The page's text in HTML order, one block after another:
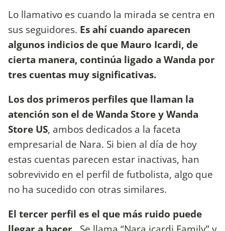
Lo llamativo es cuando la mirada se centra en
sus seguidores. Es ahí cuando aparecen
algunos indicios de que Mauro Icardi, de
cierta manera, continúa ligado a Wanda por
tres cuentas muy significativas.
Los dos primeros perfiles que llaman la
atención son el de Wanda Store y Wanda
Store US, ambos dedicados a la faceta
empresarial de Nara. Si bien al día de hoy
estas cuentas parecen estar inactivas, han
sobrevivido en el perfil de futbolista, algo que
no ha sucedido con otras similares.
El tercer perfil es el que más ruido puede